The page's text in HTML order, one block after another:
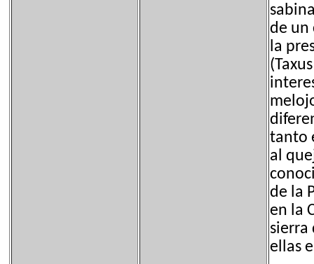
de un
la
tanto
al
de la
en la
sierra
ellas